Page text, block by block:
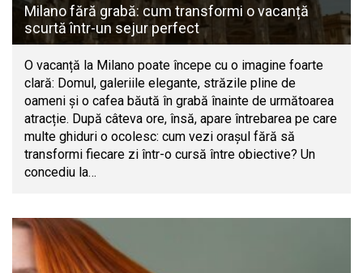
Milano fără grabă: cum transformi o vacanță
scurtă într-un sejur perfect
O vacanță la Milano poate începe cu o imagine foarte
clară: Domul, galeriile elegante, străzile pline de
oameni și o cafea băută în grabă înainte de următoarea
atracție. După câteva ore, însă, apare întrebarea pe care
multe ghiduri o ocolesc: cum vezi orașul fără să
transformi fiecare zi într-o cursă între obiective? Un
concediu la…